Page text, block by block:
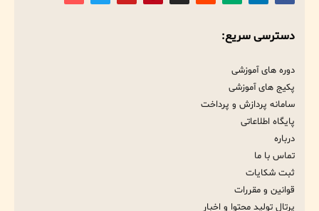
دسترسی سریع:
دوره های آموزشی
پکیج های آموزشی
سامانه پردازش و پرداخت
پایگاه اطلاعاتی
درباره
تماس با ما
ثبت شکایات
قوانین و مقررات
پرتال تولید محتوا و اخبار